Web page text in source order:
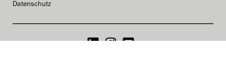
Datenschutz